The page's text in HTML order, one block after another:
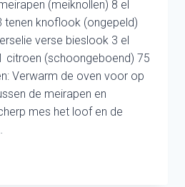
(meiknollen) 8 el
tenen knoflook (ongepeld)
verse bieslook 3 el
citroen (schoongeboend) 75
Verwarm de oven voor op
de meirapen en
mes het loof en de